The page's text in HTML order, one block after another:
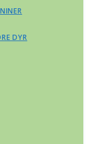
DYR